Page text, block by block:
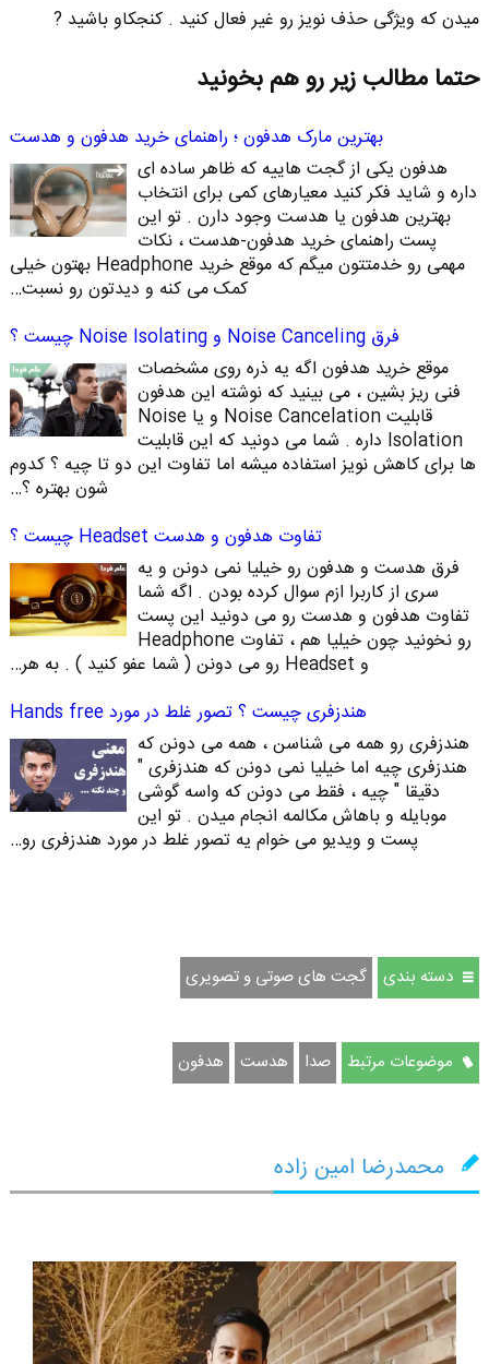
میدن که ویژگی حذف نویز رو غیر فعال کنید . کنجکاو باشید ?
حتما مطالب زیر رو هم بخونید
بهترین مارک هدفون ؛ راهنمای خرید هدفون و هدست
هدفون یکی از گجت هاییه که ظاهر ساده ای
داره و شاید فکر کنید معیارهای کمی برای انتخاب
بهترین هدفون یا هدست وجود دارن . تو این
پست راهنمای خرید هدفون-هدست ، نکات
مهمی رو خدمتتون میگم که موقع خرید Headphone بهتون خیلی
کمک می کنه و دیدتون رو نسبت…
فرق Noise Canceling و Noise Isolating چیست ؟
موقع خرید هدفون اگه یه ذره روی مشخصات
فنی ریز بشین ، می بینید که نوشته این هدفون
قابلیت Noise Cancelation و یا Noise
Isolation داره . شما می دونید که این قابلیت
ها برای کاهش نویز استفاده میشه اما تفاوت این دو تا چیه ؟ کدوم
شون بهتره ؟…
تفاوت هدفون و هدست Headset چیست ؟
فرق هدست و هدفون رو خیلیا نمی دونن و یه
سری از کاربرا ازم سوال کرده بودن . اگه شما
تفاوت هدفون و هدست رو می دونید این پست
رو نخونید چون خیلیا هم ، تفاوت Headphone
و Headset رو می دونن ( شما عفو کنید ) . به هر…
هندزفری چیست ؟ تصور غلط در مورد Hands free
هندزفری رو همه می شناسن ، همه می دونن که
هندزفری چیه اما خیلیا نمی دونن که هندزفری "
دقیقا " چیه ، فقط می دونن که واسه گوشی
موبایله و باهاش مکالمه انجام میدن . تو این
پست و ویدیو می خوام یه تصور غلط در مورد هندزفری رو…
دسته بندی گجت های صوتی و تصویری
موضوعات مرتبط صدا هدست هدفون
محمدرضا امین زاده